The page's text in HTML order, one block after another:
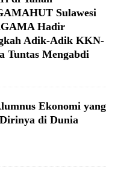
Sulawesi
Hadir
Adik-Adik KKN-
Tuntas Mengabdi
Ekonomi yang
di Dunia